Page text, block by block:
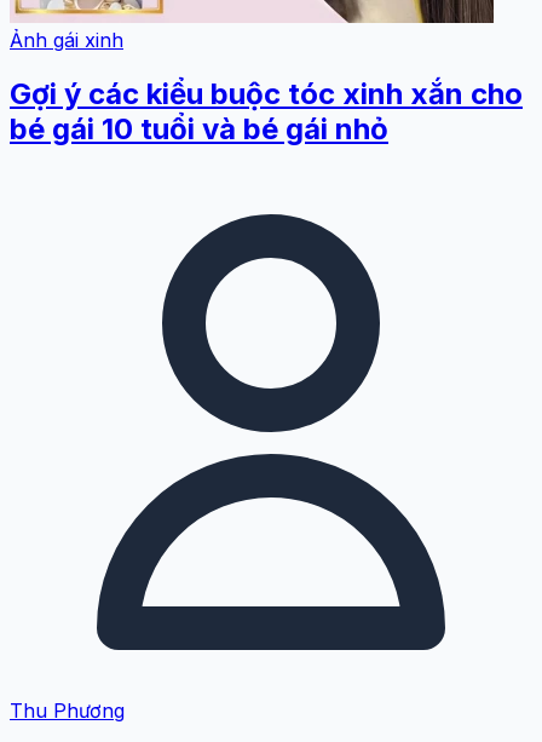
Ảnh gái xinh
Gợi ý các kiểu buộc tóc xinh xắn cho
bé gái 10 tuổi và bé gái nhỏ
Thu Phương